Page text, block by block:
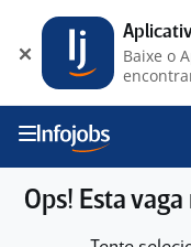
Ops! Esta
Baixe o